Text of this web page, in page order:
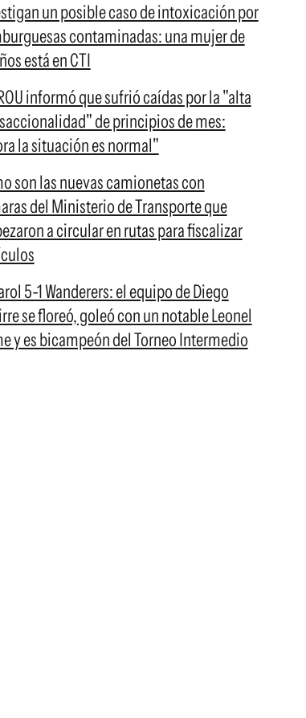
un posible caso de intoxicación por
contaminadas: una mujer de
está en CTI
informó que sufrió caídas por la "alta
de principios de mes:
la situación es normal"
son las nuevas camionetas con
del Ministerio de Transporte que
a circular en rutas para fiscalizar
5-1 Wanderers: el equipo de Diego
se floreó, goleó con un notable Leonel
y es bicampeón del Torneo Intermedio